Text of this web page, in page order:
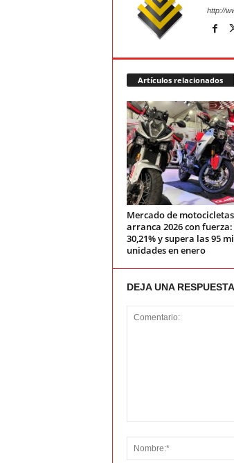
http://
Artículos relacionados
Mercado de motocicletas
arranca 2026 con fuerza:
30,21% y supera las 95
unidades en enero
DEJA UNA RESPUESTA